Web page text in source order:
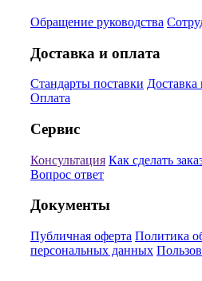
Обращение руководства
Доставка и оплата
Стандарты поставки
Оплата
Сервис
Консультация Как сделать
Вопрос ответ
Документы
Публичная оферта Политика
персональных данных